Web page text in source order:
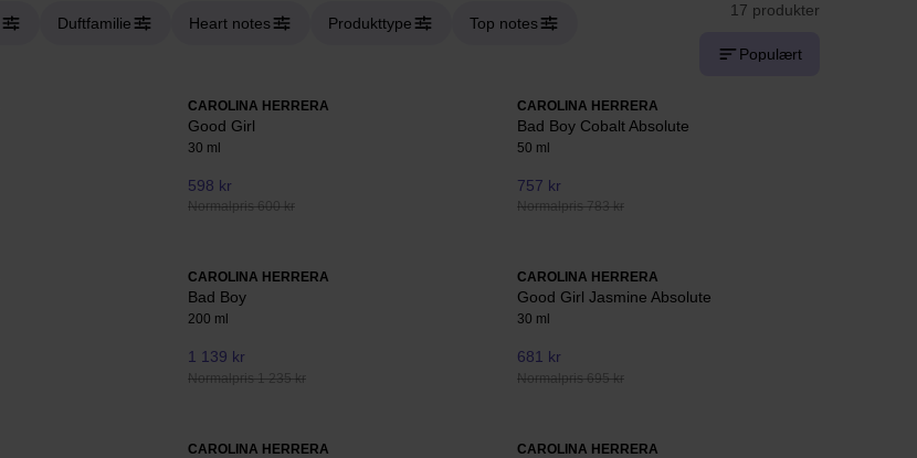
Duftfamilie Heart notes Produkttype Top notes
17 produkter
Populært
CAROLINA HERRERA
Good Girl
30 ml
598 kr
Normalpris 600 kr
CAROLINA HERRERA
Bad Boy Cobalt Absolute
50 ml
757 kr
Normalpris 783 kr
CAROLINA HERRERA
Bad Boy
200 ml
1 139 kr
Normalpris 1 235 kr
CAROLINA HERRERA
Good Girl Jasmine Absolute
30 ml
681 kr
Normalpris 695 kr
CAROLINA HERRERA CAROLINA HERRERA